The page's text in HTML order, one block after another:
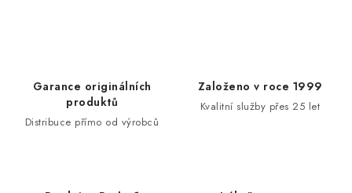
Garance originálních
produktů
Distribuce přímo od výrobců
Založeno v roce 1999
Kvalitní služby přes 25 let